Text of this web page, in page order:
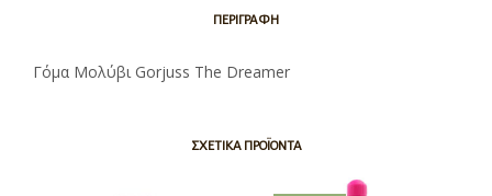
ΠΕΡΙΓΡΑΦΉ
Γόμα Μολύβι Gorjuss The Dreamer
ΣΧΕΤΙΚΆ ΠΡΟΪΌΝΤΑ